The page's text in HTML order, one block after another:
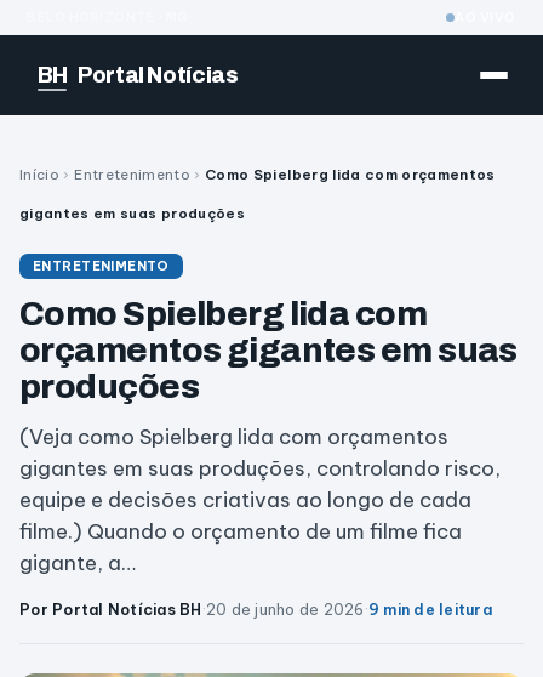
BH Portal Notícias
Início › Entretenimento › Como Spielberg lida com orçamentos
gigantes em suas produções
ENTRETENIMENTO
Como Spielberg lida com
orçamentos gigantes em suas
produções
(Veja como Spielberg lida com orçamentos
gigantes em suas produções, controlando risco,
equipe e decisões criativas ao longo de cada
filme.) Quando o orçamento de um filme fica
gigante, a…
Por Portal Notícias BH·20 de junho de 2026·9 min de leitura